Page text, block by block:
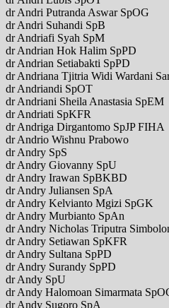
dr Andri Putranda Aswar SpOG
dr Andri Suhandi SpB
dr Andriafi Syah SpM
dr Andrian Hok Halim SpPD
dr Andrian Setiabakti SpPD
dr Andriana Tjitria Widi Wardani
dr Andriandi SpOT
dr Andriani Sheila Anastasia SpEM
dr Andriati SpKFR
dr Andriga Dirgantomo SpJP FIHA
dr Andrio Wishnu Prabowo
dr Andry SpS
dr Andry Giovanny SpU
dr Andry Irawan SpBKBD
dr Andry Juliansen SpA
dr Andry Kelvianto Mgizi SpGK
dr Andry Murbianto SpAn
dr Andry Nicholas Triputra
dr Andry Setiawan SpKFR
dr Andry Sultana SpPD
dr Andry Surandy SpPD
dr Andy SpU
dr Andy Halomoan Simarmata
dr Andy Sugoro SpA